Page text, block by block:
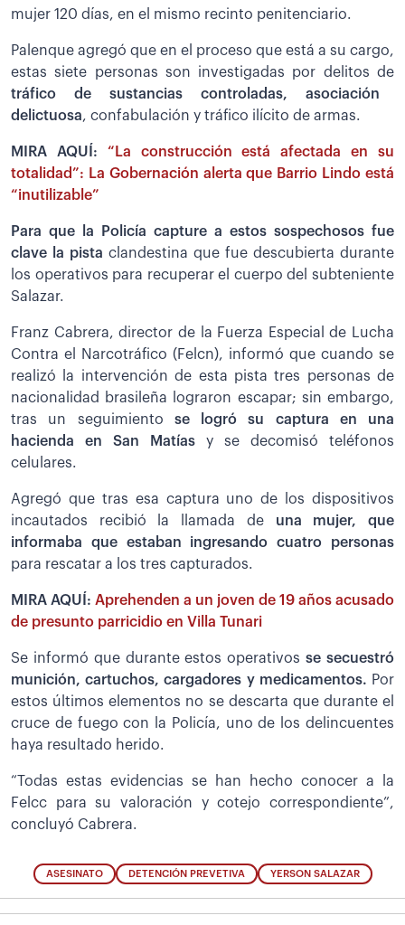
mujer 120 días, en el mismo recinto penitenciario.
Palenque agregó que en el proceso que está a su cargo,
estas siete personas son investigadas por delitos de
tráfico de sustancias controladas, asociación
delictuosa, confabulación y tráfico ilícito de armas.
MIRA AQUÍ: “La construcción está afectada en su
totalidad”: La Gobernación alerta que Barrio Lindo está
“inutilizable”
Para que la Policía capture a estos sospechosos fue
clave la pista clandestina que fue descubierta durante
los operativos para recuperar el cuerpo del subteniente
Salazar.
Franz Cabrera, director de la Fuerza Especial de Lucha
Contra el Narcotráfico (Felcn), informó que cuando se
realizó la intervención de esta pista tres personas de
nacionalidad brasileña lograron escapar; sin embargo,
tras un seguimiento se logró su captura en una
hacienda en San Matías y se decomisó teléfonos
celulares.
Agregó que tras esa captura uno de los dispositivos
incautados recibió la llamada deuna mujer, que
informaba que estaban ingresando cuatro personas
para rescatar a los tres capturados.
MIRA AQUÍ: Aprehenden a un joven de 19 años acusado
de presunto parricidio en Villa Tunari
Se informó que durante estos operativosse secuestró
munición, cartuchos, cargadores y medicamentos. Por
estos últimos elementos no se descarta que durante el
cruce de fuego con la Policía, uno de los delincuentes
haya resultado herido.
“Todas estas evidencias se han hecho conocer a la
Felcc para su valoración y cotejo correspondiente”,
concluyó Cabrera.
ASESINATO DETENCIÓN PREVETIVA YERSON SALAZAR